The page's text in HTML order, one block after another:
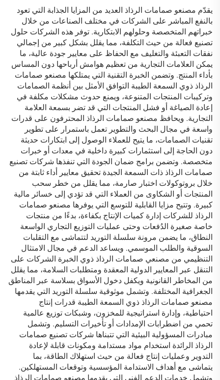
يقدّم مصنعو صمامات الرذاذ العديد من المزايا الجذابة التي تعود
بالنفع المباشر على الشركات في مختلف الصناعات من خلال
خبراتهم المتخصصة وحلولهم الابتكارية. توفر هذه الشركات حلول
تصنيع فعالة من حيث التكلفة، مما يقلل بشكل كبير من إجمالي
نفقات التعبئة والتغليف مع الحفاظ على معايير جودة عالية، ما
يمكن العلامات التجارية من تعظيم هوامش أرباحها دون المساس
بأداء المنتج. وتضمن الخبرة التقنية التي يمتلكها مصنعو صمامات
الرذاذ ذوي السمعة الطيبة التوافق الأمثل بين أنظمة الصمامات
وتركيبات المنتجات المتنوعة، ويمنع حدوث مشكلات مكلفة في
إعادة الصياغة أو فشل المنتجات التي قد تضر بسمعة العلامة
التجارية. ويحافظ مصنعو صمامات الرذاذ المحترفون على قدرات
واسعة في مجال البحث والتطوير تعمل باستمرار على تطوير
تقنيات الصمامات، ما يتيح للعملاء الوصول إلى ابتكارات حديثة
دون الحاجة إلى استثمارات كبيرة داخلية في معدات أو خبرات
متخصصة. وتضمن برامج ضمان الجودة التي تنفذها شركات تصنيع
صمامات الرذاذ ذات السمعة الجيدة تحقيق معايير أداء ثابتة من
خلال بروتوكولات اختبار صارمة، مما يقلل من خطر سحب
المنتجات أو الشكاوى من العملاء التي قد تؤدي إلى خسائر مالية
كبيرة. وتتيح مزايا القابلية للتوسع التي يوفرها مصنعو صمامات
الرذاذ للشركات إدارة كميات الإنتاج بكفاءة، بدءًا من منتجات
خاصة صغيرة الدُفعات وحتى عمليات التوزيع التجاري الواسعة
النطاق، ما يضمن مرونة سلسلة التوريد لتتماشى مع التقلبات
السوقية والطلب الموسمي. ويساعد الدعم في مجال الامتثال
التنظيمي من مصنعي صمامات الرذاذ ذوي الخبرة الشركات على
التنقل عبر المعايير الدولية المعقدة ومتطلبات السلامة، مما يقلل
من المخاطر القانونية ويكفل دخول الأسواق بسلاسة عبر المناطق
الجغرافية المختلفة. وتشمل موثوقية سلسلة التوريد التي يقدمها
مصنعو صمامات الرذاذ ذوي السمعة الطيبة قدرات إنتاج
احتياطية، وإدارة استراتيجية للمخزون، وشبكات توزيع عالمية
تحمي من اضطرابات الإمدادات أو تأخيرات التسليم. وتشمل
مبادرات المسؤولية البيئية التي تتبناها شركات تصنيع صمامات
الرذاذ الرائدة استخدام مواد مستدامة ومكونات قابلة لإعادة
التدوير وعمليات إنتاج فعالة من حيث استهلاك الطاقة، بما
يتماشى مع أهداف الاستدامة المؤسسية وتوقعات المستهلكين.
وتشمل خدمات الدعم الفني التي يقدمها مصنعو صمامات الرذاذ